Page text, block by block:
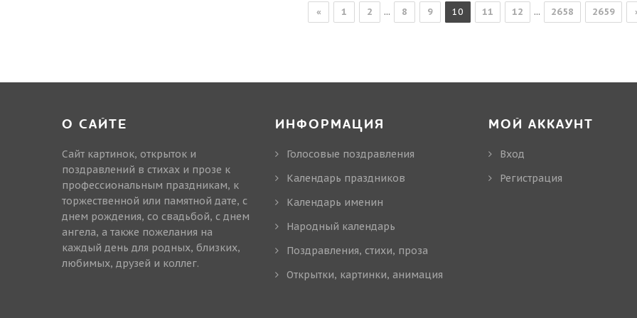
« 1 2 ... 8 9 10 11 12 ... 2658 2659
О САЙТЕ
Сайт картинок, открыток и
поздравлений в стихах и прозе к
профессиональным праздникам, к
торжественной или памятной дате, с
днем рождения, со свадьбой, с днем
ангела, а также пожелания на
каждый день для родных, близких,
любимых, друзей и коллег.
ИНФОРМАЦИЯ
Голосовые поздравления
Календарь праздников
Календарь именин
Народный календарь
Поздравления, стихи, проза
Открытки, картинки, анимация
МОЙ АККАУНТ
Вход
Регистрация